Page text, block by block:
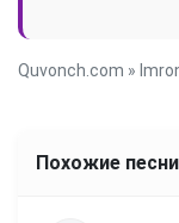
Quvonch.com »
Похожие песни